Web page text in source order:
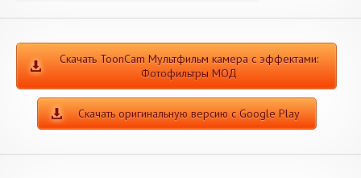
Скачать ToonCam Мультфильм камера с эффектами:
Фотофильтры МОД
Скачать оригинальную версию с Google Play